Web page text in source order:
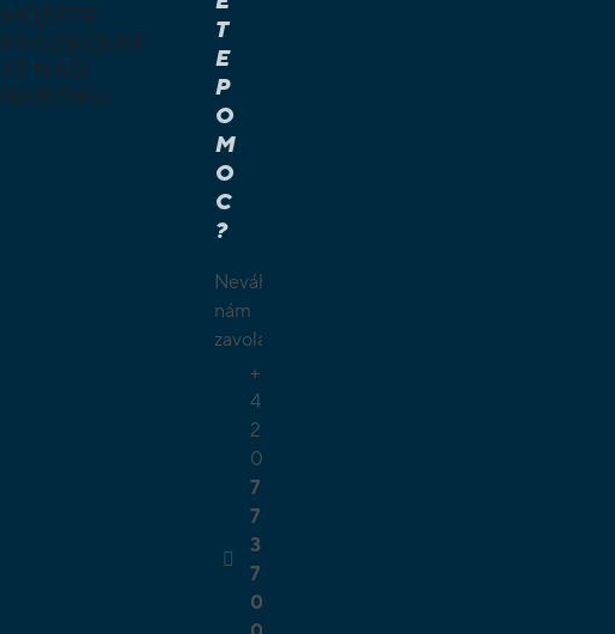
MŮŽETE
PROZKOUM
AT NAŠI
NABÍDKU
T
E
P
O
M
O
C
?
Neváhejte
nám
zavolat.
+
4
2
0
7
7
3
7
0